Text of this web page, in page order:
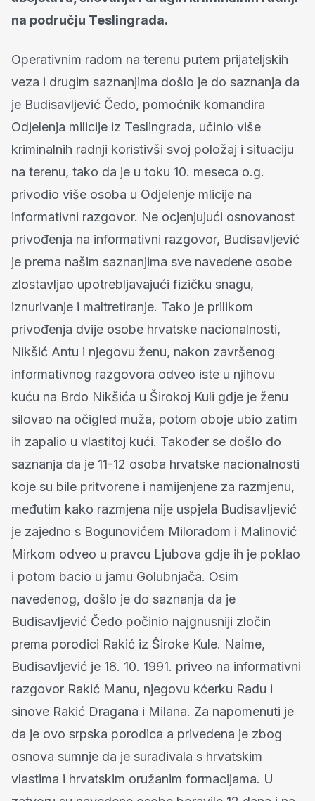
na području Teslingrada.
Operativnim radom na terenu putem prijateljskih
veza i drugim saznanjima došlo je do saznanja da
je Budisavljević Čedo, pomoćnik komandira
Odjelenja milicije iz Teslingrada, učinio više
kriminalnih radnji koristivši svoj položaj i situaciju
na terenu, tako da je u toku 10. meseca o.g.
privodio više osoba u Odjelenje mlicije na
informativni razgovor. Ne ocjenjujući osnovanost
privođenja na informativni razgovor, Budisavljević
je prema našim saznanjima sve navedene osobe
zlostavljao upotrebljavajući fizičku snagu,
iznurivanje i maltretiranje. Tako je prilikom
privođenja dvije osobe hrvatske nacionalnosti,
Nikšić Antu i njegovu ženu, nakon završenog
informativnog razgovora odveo iste u njihovu
kuću na Brdo Nikšića u Širokoj Kuli gdje je ženu
silovao na očigled muža, potom oboje ubio zatim
ih zapalio u vlastitoj kući. Također se došlo do
saznanja da je 11-12 osoba hrvatske nacionalnosti
koje su bile pritvorene i namijenjene za razmjenu,
međutim kako razmjena nije uspjela Budisavljević
je zajedno s Bogunovićem Miloradom i Malinović
Mirkom odveo u pravcu Ljubova gdje ih je poklao
i potom bacio u jamu Golubnjača. Osim
navedenog, došlo je do saznanja da je
Budisavljević Čedo počinio najgnusniji zločin
prema porodici Rakić iz Široke Kule. Naime,
Budisavljević je 18. 10. 1991. priveo na informativni
razgovor Rakić Manu, njegovu kćerku Radu i
sinove Rakić Dragana i Milana. Za napomenuti je
da je ovo srpska porodica a privedena je zbog
osnova sumnje da je surađivala s hrvatskim
vlastima i hrvatskim oružanim formacijama. U